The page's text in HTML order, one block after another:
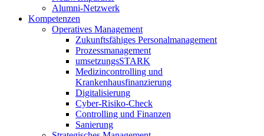
Alumni-Netzwerk
Kompetenzen
Operatives Management
Zukunftsfähiges Personalmanagement
Prozessmanagement
umsetzungsSTARK
Medizincontrolling und
Krankenhausfinanzierung
Digitalisierung
Cyber-Risiko-Check
Controlling und Finanzen
Sanierung